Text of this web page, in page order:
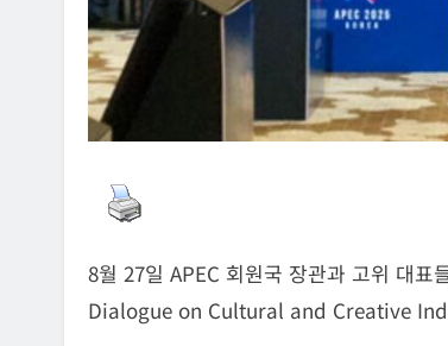
8월 27일 APEC 회원국 장관과 고위 대
Dialogue on Cultural and Creative
2026년 08월 05일